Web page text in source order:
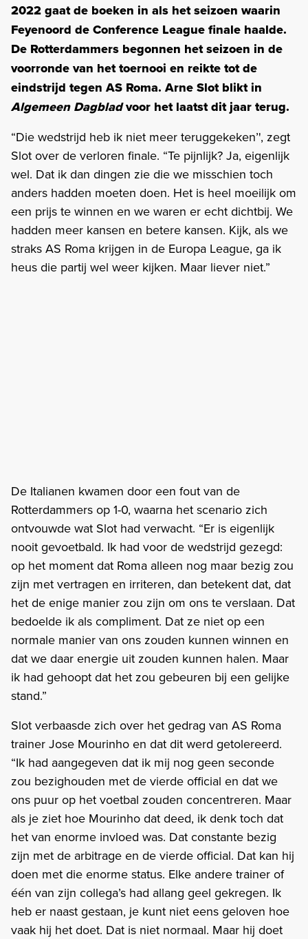
2022 gaat de boeken in als het seizoen waarin
Feyenoord de Conference League finale haalde.
De Rotterdammers begonnen het seizoen in de
voorronde van het toernooi en reikte tot de
eindstrijd tegen AS Roma. Arne Slot blikt in
Algemeen Dagbladvoor het laatst dit jaar terug.
“Die wedstrijd heb ik niet meer teruggekeken’', zegt
Slot over de verloren finale. “Te pijnlijk? Ja, eigenlijk
wel. Dat ik dan dingen zie die we misschien toch
anders hadden moeten doen. Het is heel moeilijk om
een prijs te winnen en we waren er echt dichtbij. We
hadden meer kansen en betere kansen. Kijk, als we
straks AS Roma krijgen in de Europa League, ga ik
heus die partij wel weer kijken. Maar liever niet.”
De Italianen kwamen door een fout van de
Rotterdammers op 1-0, waarna het scenario zich
ontvouwde wat Slot had verwacht. “Er is eigenlijk
nooit gevoetbald. Ik had voor de wedstrijd gezegd:
op het moment dat Roma alleen nog maar bezig zou
zijn met vertragen en irriteren, dan betekent dat, dat
het de enige manier zou zijn om ons te verslaan. Dat
bedoelde ik als compliment. Dat ze niet op een
normale manier van ons zouden kunnen winnen en
dat we daar energie uit zouden kunnen halen. Maar
ik had gehoopt dat het zou gebeuren bij een gelijke
stand.”
Slot verbaasde zich over het gedrag van AS Roma
trainer Jose Mourinho en dat dit werd getolereerd.
“Ik had aangegeven dat ik mij nog geen seconde
zou bezighouden met de vierde official en dat we
ons puur op het voetbal zouden concentreren. Maar
als je ziet hoe Mourinho dat deed, ik denk toch dat
het van enorme invloed was. Dat constante bezig
zijn met de arbitrage en de vierde official. Dat kan hij
doen met die enorme status. Elke andere trainer of
één van zijn collega’s had allang geel gekregen. Ik
heb er naast gestaan, je kunt niet eens geloven hoe
vaak hij het doet. Dat is niet normaal. Maar hij doet